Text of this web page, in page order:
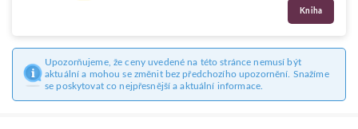
Kniha
Upozorňujeme, že ceny uvedené na této stránce nemusí být
aktuální a mohou se změnit bez předchozího upozornění. Snažíme
se poskytovat co nejpřesnější a aktuální informace.